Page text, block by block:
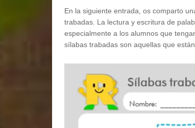
En la siguiente entrada, os comparto
trabadas. La lectura y escritura de
especialmente a los alumnos que
sílabas trabadas son aquellas que